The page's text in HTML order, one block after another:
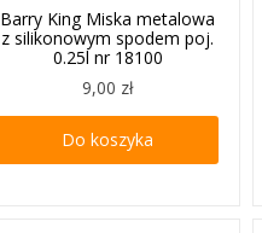
Barry King Miska metalowa
z silikonowym spodem poj.
0.25l nr 18100
9,00 zł
Do koszyka